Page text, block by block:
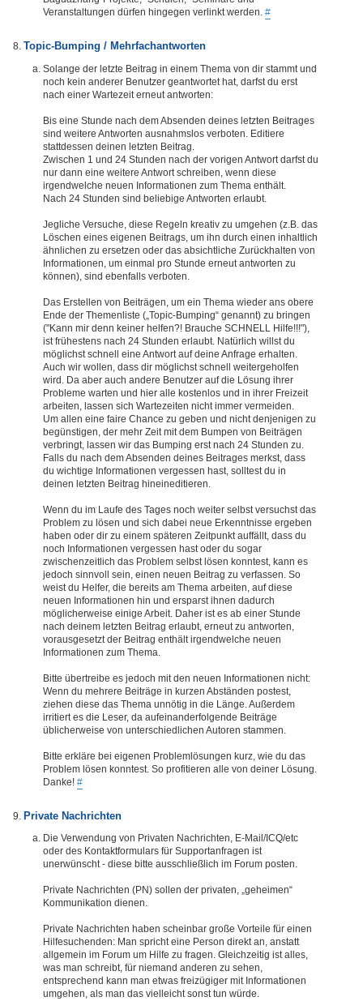
Veranstaltungen dürfen hingegen verlinkt werden. #
Topic-Bumping / Mehrfachantworten
Solange der letzte Beitrag in einem Thema von dir stammt und
noch kein anderer Benutzer geantwortet hat, darfst du erst
nach einer Wartezeit erneut antworten:
Bis eine Stunde nach dem Absenden deines letzten Beitrages
sind weitere Antworten ausnahmslos verboten. Editiere
stattdessen deinen letzten Beitrag.
Zwischen 1 und 24 Stunden nach der vorigen Antwort darfst du
nur dann eine weitere Antwort schreiben, wenn diese
irgendwelche neuen Informationen zum Thema enthält.
Nach 24 Stunden sind beliebige Antworten erlaubt.
Jegliche Versuche, diese Regeln kreativ zu umgehen (z.B. das
Löschen eines eigenen Beitrags, um ihn durch einen inhaltlich
ähnlichen zu ersetzen oder das absichtliche Zurückhalten von
Informationen, um einmal pro Stunde erneut antworten zu
können), sind ebenfalls verboten.
Das Erstellen von Beiträgen, um ein Thema wieder ans obere
Ende der Themenliste („Topic-Bumping“ genannt) zu bringen
("Kann mir denn keiner helfen?! Brauche SCHNELL Hilfe!!!"),
ist frühestens nach 24 Stunden erlaubt. Natürlich willst du
möglichst schnell eine Antwort auf deine Anfrage erhalten.
Auch wir wollen, dass dir möglichst schnell weitergeholfen
wird. Da aber auch andere Benutzer auf die Lösung ihrer
Probleme warten und hier alle kostenlos und in ihrer Freizeit
arbeiten, lassen sich Wartezeiten nicht immer vermeiden.
Um allen eine faire Chance zu geben und nicht denjenigen zu
begünstigen, der mehr Zeit mit dem Bumpen von Beiträgen
verbringt, lassen wir das Bumping erst nach 24 Stunden zu.
Falls du nach dem Absenden deines Beitrages merkst, dass
du wichtige Informationen vergessen hast, solltest du in
deinen letzten Beitrag hineineditieren.
Wenn du im Laufe des Tages noch weiter selbst versuchst das
Problem zu lösen und sich dabei neue Erkenntnisse ergeben
haben oder dir zu einem späteren Zeitpunkt auffällt, dass du
noch Informationen vergessen hast oder du sogar
zwischenzeitlich das Problem selbst lösen konntest, kann es
jedoch sinnvoll sein, einen neuen Beitrag zu verfassen. So
weist du Helfer, die bereits am Thema arbeiten, auf diese
neuen Informationen hin und ersparst ihnen dadurch
möglicherweise einige Arbeit. Daher ist es ab einer Stunde
nach deinem letzten Beitrag erlaubt, erneut zu antworten,
vorausgesetzt der Beitrag enthält irgendwelche neuen
Informationen zum Thema.
Bitte übertreibe es jedoch mit den neuen Informationen nicht:
Wenn du mehrere Beiträge in kurzen Abständen postest,
ziehen diese das Thema unnötig in die Länge. Außerdem
irritiert es die Leser, da aufeinanderfolgende Beiträge
üblicherweise von unterschiedlichen Autoren stammen.
Bitte erkläre bei eigenen Problemlösungen kurz, wie du das
Problem lösen konntest. So profitieren alle von deiner Lösung.
Danke! #
Private Nachrichten
Die Verwendung von Privaten Nachrichten, E-Mail/ICQ/etc
oder des Kontaktformulars für Supportanfragen ist
unerwünscht - diese bitte ausschließlich im Forum posten.
Private Nachrichten (PN) sollen der privaten, „geheimen“
Kommunikation dienen.
Private Nachrichten haben scheinbar große Vorteile für einen
Hilfesuchenden: Man spricht eine Person direkt an, anstatt
allgemein im Forum um Hilfe zu fragen. Gleichzeitig ist alles,
was man schreibt, für niemand anderen zu sehen,
entsprechend kann man etwas freizügiger mit Informationen
umgehen, als man das vielleicht sonst tun würde.